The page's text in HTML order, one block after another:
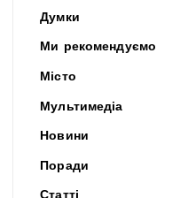
Думки
Ми рекомендуємо
Місто
Мультимедіа
Новини
Поради